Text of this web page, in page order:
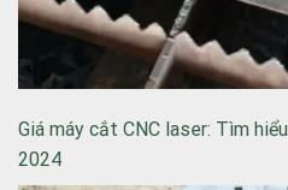
Giá máy cắt CNC laser: Tìm
2024